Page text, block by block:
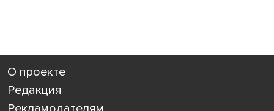
О проекте
Редакция